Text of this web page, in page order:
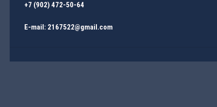
+7 (902) 472-50-64
E-mail: 2167522@gmail.com